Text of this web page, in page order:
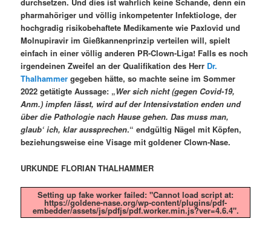
durchsetzen. Und dies ist wahrlich keine Schande, denn ein
pharmahöriger und völlig inkompetenter Infektiologe, der
hochgradig risikobehaftete Medikamente wie Paxlovid und
Molnupiravir im Gießkannenprinzip verteilen will, spielt
einfach in einer völlig anderen PR-Clown-Liga! Falls es noch
irgendeinen Zweifel an der Qualifikation des Herr Dr.
Thalhammer gegeben hätte, so machte seine im Sommer
2022 getätigte Aussage: „Wer sich nicht (gegen Covid-19,
Anm.) impfen lässt, wird auf der Intensivstation enden und
über die Pathologie nach Hause gehen. Das muss man,
glaub‘ ich, klar aussprechen.“ endgültig Nägel mit Köpfen,
beziehungsweise eine Visage mit goldener Clown-Nase.
URKUNDE FLORIAN THALHAMMER
Setting up fake worker failed: "Cannot load script at:
https://goldene-nase.org/wp-content/plugins/pdf-
embedder/assets/js/pdfjs/pdf.worker.min.js?ver=4.6.4".